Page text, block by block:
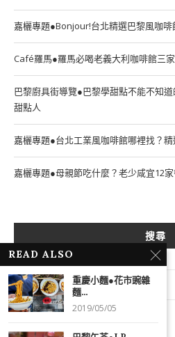
嘉欐專題●Bonjour!台北精選巴黎風咖啡
Café羅馬●羅馬必喝老義大利咖啡館三
巴黎廚具街導覽●巴黎學甜點不能不知
甜點人
嘉欐專題●台北工業風咖啡館哪裡找？精
嘉欐專題●母親節吃什麼？老少咸宜12家
搜尋
READ ALSO
重慶小麵●花市豌雜
麵...
2019/05/05